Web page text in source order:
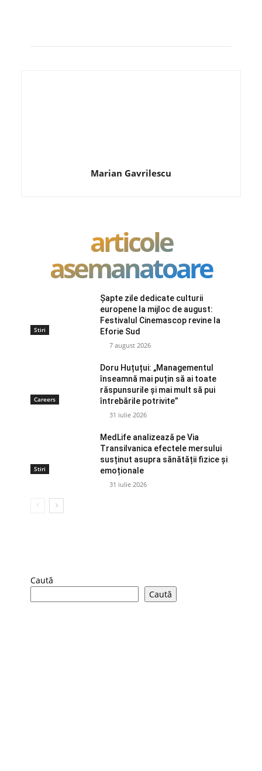
Marian Gavrilescu
articole
asemanatoare
Stiri
Șapte zile dedicate culturii
europene la mijloc de august:
Festivalul Cinemascop revine la
Eforie Sud
7 august 2026
Careers
Doru Huțuțui: „Managementul
înseamnă mai puțin să ai toate
răspunsurile și mai mult să pui
întrebările potrivite”
31 iulie 2026
Stiri
MedLife analizează pe Via
Transilvanica efectele mersului
susținut asupra sănătății fizice și
emoționale
31 iulie 2026
Caută
Caută